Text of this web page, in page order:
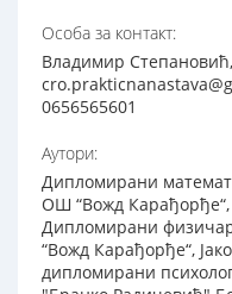
Особа за контакт:
Владимир Степановић,
0656565601
Аутори:
Дипломирани
ОШ “Вожд Карађорђе“,
Дипломирани
“Вожд Карађорђе“,
дипломирани